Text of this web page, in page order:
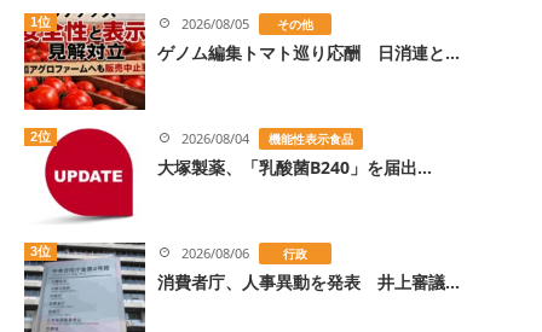
1位 2026/08/05 その他
ゲノム編集トマト巡り応酬 日消連と...
2位 2026/08/04 機能性表示食品
大塚製薬、「乳酸菌B240」を届出...
3位 2026/08/06 行政
消費者庁、人事異動を発表 井上審議...